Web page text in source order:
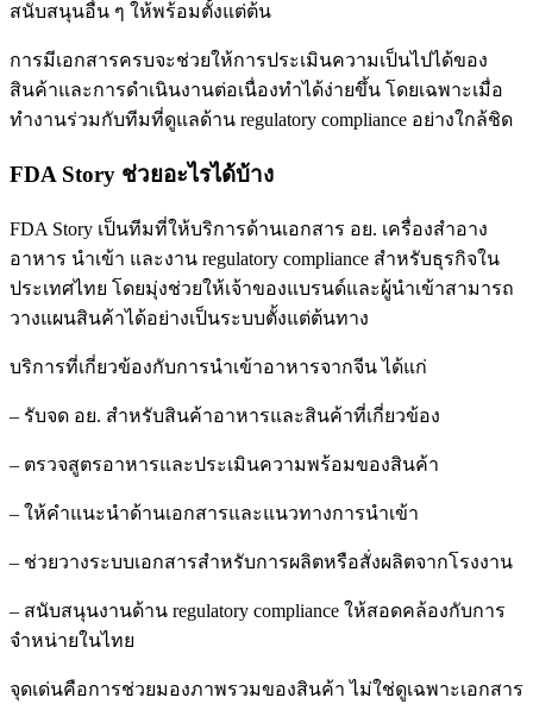
สนับสนุนอื่น ๆ ให้พร้อมตั้งแต่ต้น
การมีเอกสารครบจะช่วยให้การประเมินความเป็นไปได้ของ
สินค้าและการดำเนินงานต่อเนื่องทำได้ง่ายขึ้น โดยเฉพาะเมื่อ
ทำงานร่วมกับทีมที่ดูแลด้าน regulatory compliance อย่างใกล้ชิด
FDA Story ช่วยอะไรได้บ้าง
FDA Story เป็นทีมที่ให้บริการด้านเอกสาร อย. เครื่องสำอาง
อาหาร นำเข้า และงาน regulatory compliance สำหรับธุรกิจใน
ประเทศไทย โดยมุ่งช่วยให้เจ้าของแบรนด์และผู้นำเข้าสามารถ
วางแผนสินค้าได้อย่างเป็นระบบตั้งแต่ต้นทาง
บริการที่เกี่ยวข้องกับการนำเข้าอาหารจากจีน ได้แก่
– รับจด อย. สำหรับสินค้าอาหารและสินค้าที่เกี่ยวข้อง
– ตรวจสูตรอาหารและประเมินความพร้อมของสินค้า
– ให้คำแนะนำด้านเอกสารและแนวทางการนำเข้า
– ช่วยวางระบบเอกสารสำหรับการผลิตหรือสั่งผลิตจากโรงงาน
– สนับสนุนงานด้าน regulatory compliance ให้สอดคล้องกับการ
จำหน่ายในไทย
จุดเด่นคือการช่วยมองภาพรวมของสินค้า ไม่ใช่ดูเฉพาะเอกสาร